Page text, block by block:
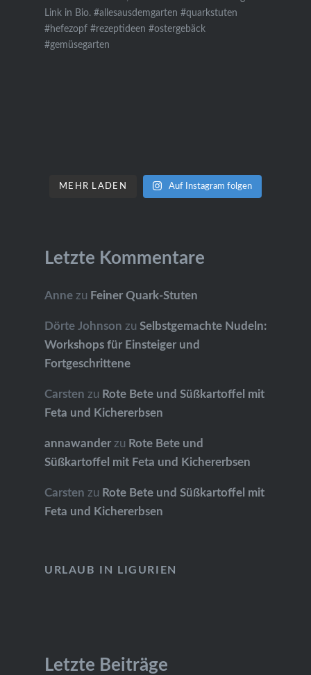
MEHR LADEN Auf Instagram folgen
Letzte Kommentare
Annezu Feiner Quark-Stuten
Dörte Johnson zu Selbstgemachte Nudeln:
Workshops für Einsteiger und
Fortgeschrittene
Carsten zu Rote Bete und Süßkartoffel mit
Feta und Kichererbsen
annawanderzu Rote Bete und
Süßkartoffel mit Feta und Kichererbsen
Carsten zu Rote Bete und Süßkartoffel mit
Feta und Kichererbsen
URLAUB IN LIGURIEN
Letzte Beiträge